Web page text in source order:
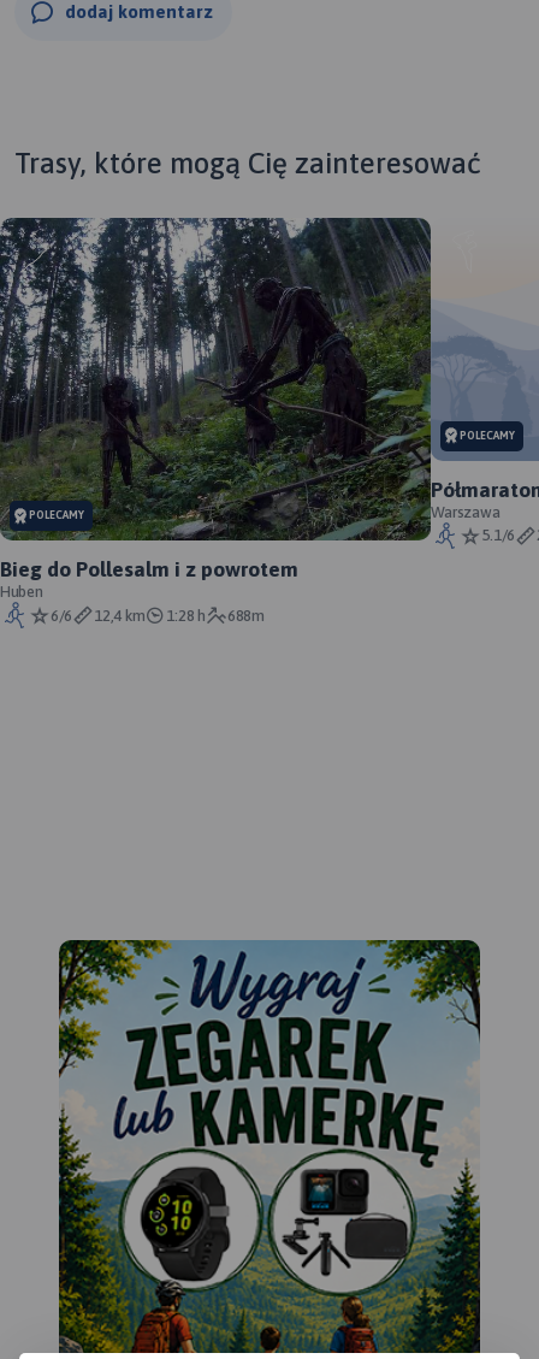
dodaj komentarz
Trasy, które mogą Cię zainteresować
POLECAMY
Bieg do Pollesalm i z powrotem
Huben
6/6
12,4 km 1:28 h 688m
POLECAMY
Warszawa
5.1/6